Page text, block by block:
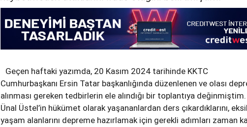
Geçen haftaki yazımda, 20 Kasım 2024 tarihinde KKTC
Cumhurbaşkanı Ersin Tatar başkanlığında düzenlenen ve olası
alınması gereken tedbirlerin ele alındığı bir toplantıya değinmiştim.
Ünal Üstel’in hükümet olarak yaşananlardan ders çıkardıklarını,
yaşam alanlarını depreme hazırlamak için gerekli adımları zaman